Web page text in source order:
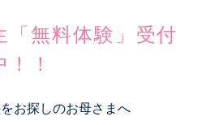
「無料体験」受付
！！
お探しのお母さまへ